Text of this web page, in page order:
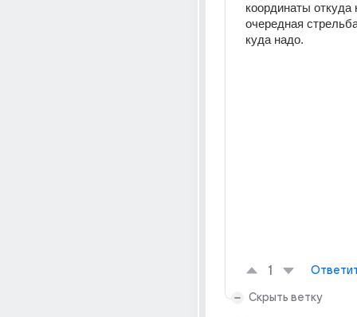
координаты откуда
очередная
куда надо.
1
Скрыть ветку